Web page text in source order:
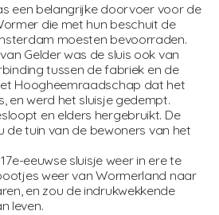
een belangrijke doorvoer voor de
die met hun beschuit de
moesten bevoorraden.
Gelder was de sluis ook van
tussen de fabriek en de
Hoogheemraadschap dat het
en werd het sluisje gedempt.
en elders hergebruikt. De
de tuin van de bewoners van het
eeuwse sluisje weer in ere te
weer van Wormerland naar
en zou de indrukwekkende
leven.